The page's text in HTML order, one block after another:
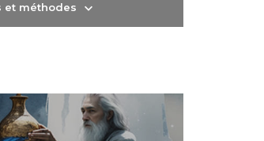
et méthodes